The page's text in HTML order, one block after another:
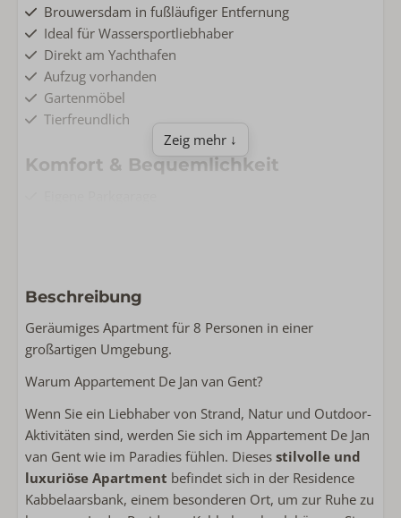
Brouwersdam in fußläufiger Entfernung
Ideal für Wassersportliebhaber
Direkt am Yachthafen
Aufzug vorhanden
Gartenmöbel
Tierfreundlich
Komfort & Bequemlichkeit
Kostenlose Wlan
Nichtraucher
Waschmaschine
Wohnen & Kochen
Komplette Küche
Flachbildschirm-TV
Backofen
Spülmaschine
Wäscheständer
Zeig mehr ↓
Beschreibung
Geräumiges Apartment für 8 Personen in einer
großartigen Umgebung.
Warum Appartement De Jan van Gent?
Wenn Sie ein Liebhaber von Strand, Natur und Outdoor-
Aktivitäten sind, werden Sie sich im Appartement De Jan
van Gent wie im Paradies fühlen. Dieses stilvolle und
luxuriöse Apartment befindet sich in der Residence
Kabbelaarsbank, einem besonderen Ort, um zur Ruhe zu